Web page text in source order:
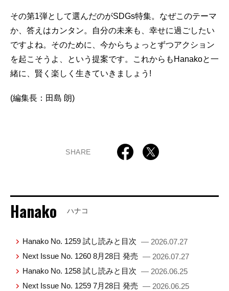
その第1弾として選んだのがSDGs特集。なぜこのテーマ
か、答えはカンタン。自分の未来も、幸せに過ごしたい
ですよね。そのために、今からちょっとずつアクション
を起こそうよ、という提案です。これからもHanakoと一
緒に、賢く楽しく生きていきましょう!
(編集長：田島 朗)
SHARE
Hanako ハナコ
Hanako No. 1259 試し読みと目次 — 2026.07.27
Next Issue No. 1260 8月28日 発売 — 2026.07.27
Hanako No. 1258 試し読みと目次 — 2026.06.25
Next Issue No. 1259 7月28日 発売 — 2026.06.25